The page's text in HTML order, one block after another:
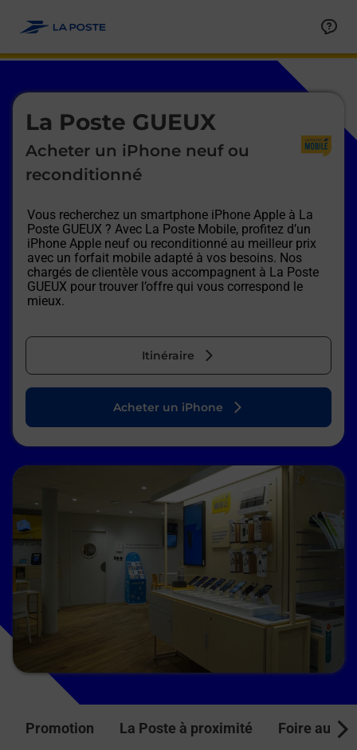
La Poste GUEUX
Acheter un iPhone neuf ou
reconditionné
Vous recherchez un smartphone iPhone Apple à La
Poste GUEUX ? Avec La Poste Mobile, profitez d’un
iPhone Apple neuf ou reconditionné au meilleur prix
avec un forfait mobile adapté à vos besoins. Nos
chargés de clientèle vous accompagnent à La Poste
GUEUX pour trouver l’offre qui vous correspond le
mieux.
Itinéraire
Le lien s'ouvre dans un nouvel onglet
Acheter un iPhone
Promotion La Poste à proximité Foire aux